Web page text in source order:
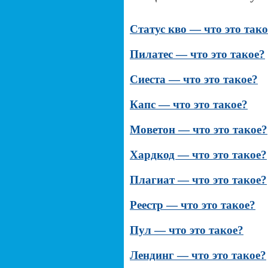
Статус кво — что это
Пилатес — что это такое?
Сиеста — что это такое?
Капс — что это такое?
Моветон — что это такое?
Хардкод — что это такое?
Плагиат — что это такое?
Реестр — что это такое?
Пул — что это такое?
Лендинг — что это такое?